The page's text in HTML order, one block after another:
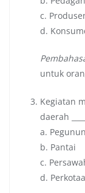
c.
d.
untuk
Kegiatan
daerah
a.
b. Pantai
c.
d.